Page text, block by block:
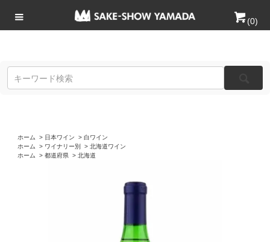
(0)
ホーム > 日本ワイン > 白ワイン
ホーム
> ワイナリー別 > 北海道ワイン
ホーム
> 都道府県 > 北海道